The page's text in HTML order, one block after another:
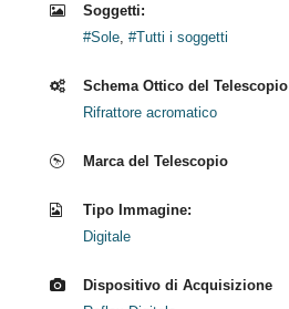
Soggetti:
#Sole #Tutti i soggetti
Schema Ottico del Telescopio
Rifrattore acromatico
Marca del Telescopio
Tipo Immagine:
Digitale
Dispositivo di Acquisizione